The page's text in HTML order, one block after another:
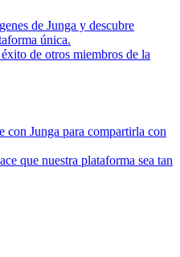
de Junga y descubre
única.
de otros miembros de la
con Junga para compartirla con
que nuestra plataforma sea tan